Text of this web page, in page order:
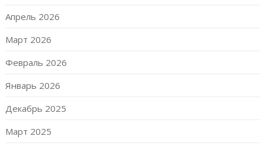
Апрель 2026
Март 2026
Февраль 2026
Январь 2026
Декабрь 2025
Март 2025